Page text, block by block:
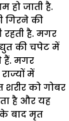
जाती है.
गिरने की
रहती है. मगर
की चपेट में
मगर
में
को गोबर
है और यह
बाद मृत